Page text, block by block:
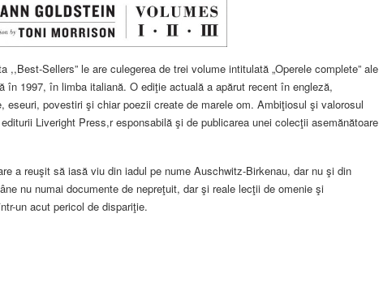
Sellers” le are culegerea de trei volume intitulată „Operele complete” ale
în 1997, în limba italiană. O ediţie actuală a apărut recent în engleză,
eseuri, povestiri şi chiar poezii create de marele om. Ambiţiosul şi valorosul
Liveright Press,r esponsabilă şi de publicarea unei colecţii asemănătoare
a reuşit să iasă viu din iadul pe nume Auschwitz-Birkenau, dar nu şi din
nu numai documente de nepreţuit, dar şi reale lecţii de omenie şi
un acut pericol de dispariţie.